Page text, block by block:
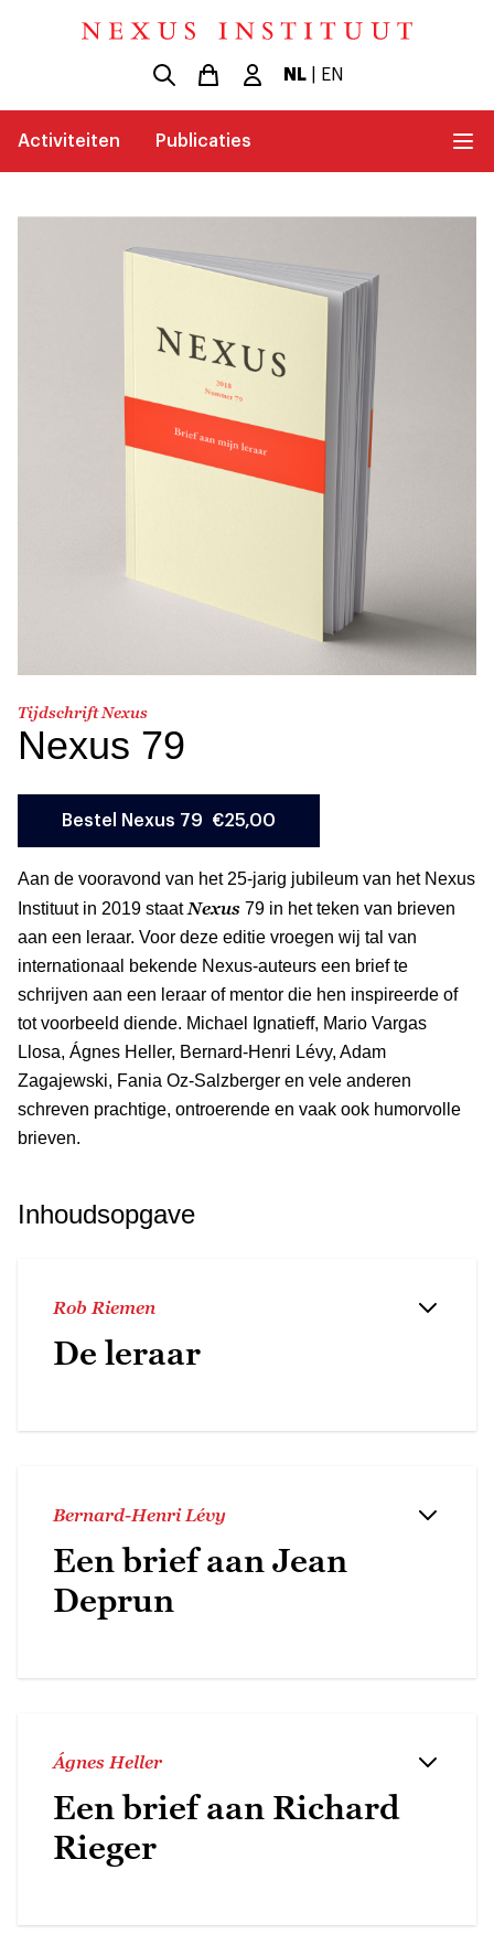
NL| EN
Activiteiten Publicaties
Tijdschrift Nexus
Nexus 79
Aan de vooravond van het 25-jarig jubileum van het Nexus
Instituut in 2019 staat Nexus 79 in het teken van brieven
aan een leraar. Voor deze editie vroegen wij tal van
internationaal bekende Nexus-auteurs een brief te
schrijven aan een leraar of mentor die hen inspireerde of
tot voorbeeld diende. Michael Ignatieff, Mario Vargas
Llosa, Ágnes Heller, Bernard-Henri Lévy, Adam
Zagajewski, Fania Oz-Salzberger en vele anderen
schreven prachtige, ontroerende en vaak ook humorvolle
brieven.
Inhoudsopgave
Rob Riemen
De leraar
Bernard-Henri Lévy
Een brief aan Jean
Deprun
Ágnes Heller
Een brief aan Richard
Rieger